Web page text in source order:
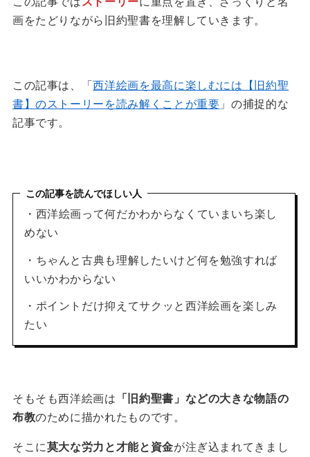
画をたどりながら旧約聖書を理解していきます。
この記事は、「西洋絵画を最高に楽しむには【旧約聖
書】のストーリーを読み解くことが重要 」の捕捉的な
記事です。
この記事を読んでほしい人
・西洋絵画って何だかわからなくていまいち楽し
めない
・ちゃんと古典も理解したいけど何を勉強すれば
いいかわからない
・ポイントだけ抑えてサクッと西洋絵画を楽しみ
たい
そもそも西洋絵画は 「旧約聖書」などの大きな物語の
布教のために描かれたものです。
そこに莫大な労力と才能と資金が注ぎ込まれてきまし